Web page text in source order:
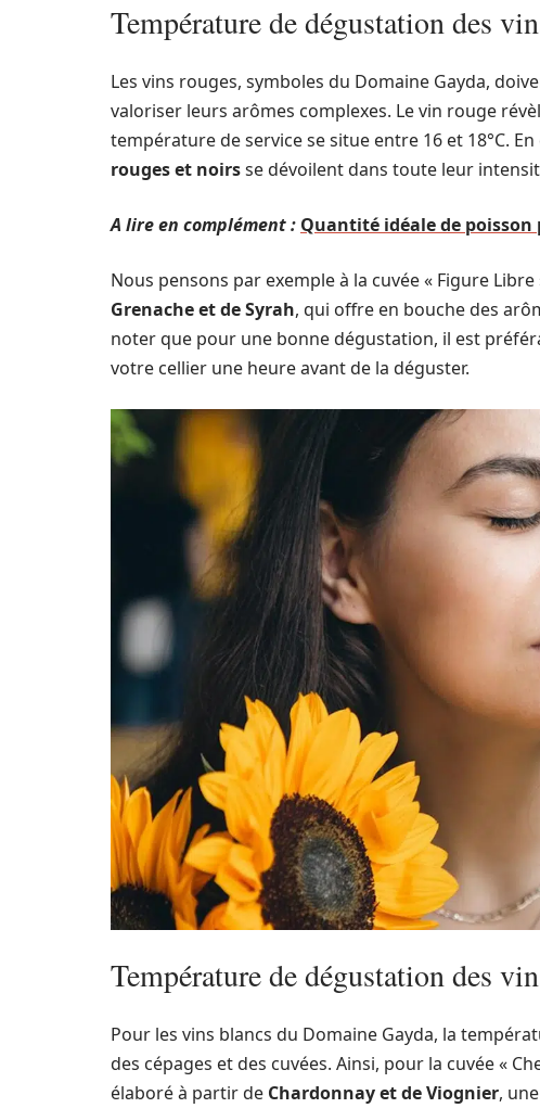
Température de dégustation des
Les vins rouges, symboles du Domaine Gayda,
valoriser leurs arômes complexes. Le vin rouge
température de service se situe entre 16 et 18°C.
rouges et noirsse dévoilent dans toute leur
A lire en complément : Quantité idéale de
Nous pensons par exemple à la cuvée « Figure
Grenache et de Syrah, qui offre en bouche des
noter que pour une bonne dégustation, il est
votre cellier une heure avant de la déguster.
Température de dégustation des
Pour les vins blancs du Domaine Gayda, la
des cépages et des cuvées. Ainsi, pour la cuvée «
élaboré à partir de Chardonnay et de Viognier,